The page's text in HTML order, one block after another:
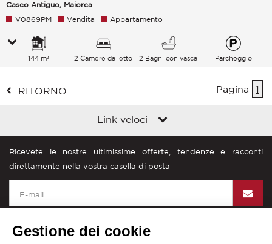
Casco Antiguo, Maiorca
V0869PM Vendita Appartamento
144 m² 2 Camere da letto 2 Bagni con vasca Parcheggio
RITORNO Pagina 1
Link veloci
Ricevete le nostre ultimissime offerte, tendenze e racconti
direttamente nella vostra casella di posta
Gestione dei cookie